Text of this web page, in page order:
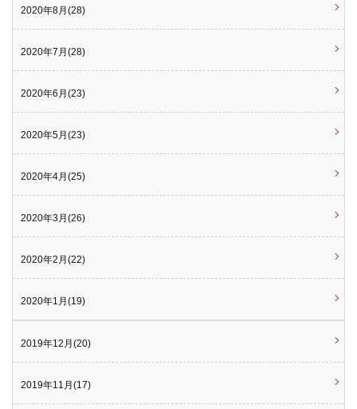
2020年8月(28)
2020年7月(28)
2020年6月(23)
2020年5月(23)
2020年4月(25)
2020年3月(26)
2020年2月(22)
2020年1月(19)
2019年12月(20)
2019年11月(17)